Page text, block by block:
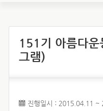
151기 아름다운
그램)
진행일시 : 2015.04.11 ~